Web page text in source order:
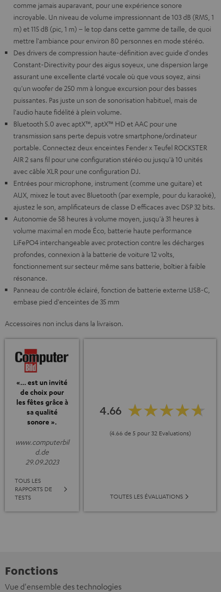
comme jamais auparavant, pour une expérience sonore
incroyable. Un niveau de volume impressionnant de 103 dB (RMS, 1
m) et 115 dB (pic, 1 m) – le top dans cette gamme de taille, de quoi
mettre l'ambiance pour environ 80 personnes en mode stéréo.
Des drivers de compression haute-définition avec guide d'ondes
Constant-Directivity pour des aigus soyeux, une dispersion large
assurant une excellente clarté vocale où que vous soyez, ainsi
qu'un woofer de 250 mm à longue excursion pour des basses
puissantes. Pas juste un son de sonorisation habituel, mais de
l'audio haute fidélité à plein volume.
Bluetooth 5.0 avec aptX™, aptX™ HD et AAC pour une
transmission sans perte depuis votre smartphone/ordinateur
portable. Connectez deux enceintes Fender x Teufel ROCKSTER
AIR 2 sans fil pour une configuration stéréo ou jusqu'à 10 unités
avec câble XLR pour une configuration DJ.
Entrées pour microphone, instrument (comme une guitare) et
AUX, mixez le tout avec Bluetooth (par exemple, pour du karaoké),
ajustez le son, amplificateurs de classe D efficaces avec DSP 32 bits.
Autonomie de 58 heures à volume moyen, jusqu'à 31 heures à
volume maximal en mode Éco, batterie haute performance
LiFePO4 interchangeable avec protection contre les décharges
profondes, connexion à la batterie de voiture 12 volts,
fonctionnement sur secteur même sans batterie, boîtier à faible
résonance.
Panneau de contrôle éclairé, fonction de batterie externe USB-C,
embase pied d'enceintes de 35 mm
Accessoires non inclus dans la livraison.
«... est un invité
de choix pour
les fêtes grâce à
sa qualité
sonore ».
www.computerbil
d.de
29.09.2023
TOUS LES
RAPPORTS DE
TESTS
4.66
(4.66 de 5 pour 32 Evaluations)
TOUTES LES ÉVALUATIONS
Fonctions
Vue d'ensemble des technologies